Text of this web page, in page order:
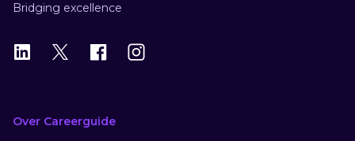
Bridging excellence
LinkedIn
X Instagram
Over Careerguide